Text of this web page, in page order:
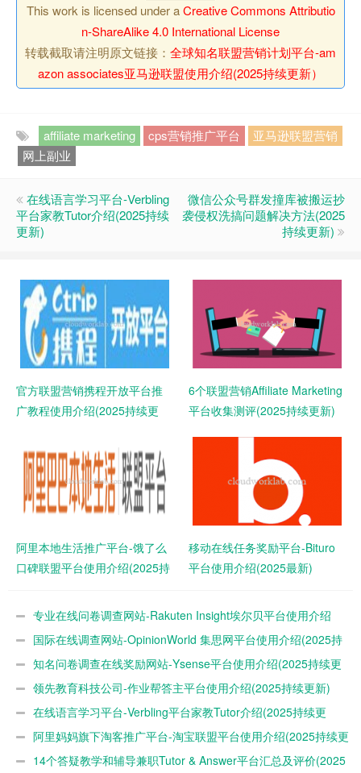
This work is licensed under aCreative Commons Attributio
n-ShareAlike 4.0 International License
转载截取请注明原文链接： 全球知名联盟营销计划平台-am
azon associates亚马逊联盟使用介绍(2025持续更新）
affiliate marketing cps营销推广平台
亚马逊联盟营销
网上副业
在线语言学习平台-Verbling
平台家教Tutor介绍(2025持续
更新)
微信公众号群发撞库被搬运抄
袭侵权洗搞问题解决方法(2025
持续更新)
官方联盟营销携程开放平台推
广教程使用介绍(2025持续更
6个联盟营销Affiliate Marketing
平台收集测评(2025持续更新)
阿里本地生活推广平台-饿了么
口碑联盟平台使用介绍(2025持
移动在线任务奖励平台-Bituro
平台使用介绍(2025最新)
专业在线问卷调查网站-Rakuten Insight埃尔贝平台使用介绍
(2025最新)
国际在线调查网站-OpinionWorld 集思网平台使用介绍(2025持
续更新)
知名问卷调查在线奖励网站-Ysense平台使用介绍(2025持续更
新) 领先教育科技公司-作业帮答主平台使用介绍(2025持续更新)
在线语言学习平台-Verbling平台家教Tutor介绍(2025持续更
新) 阿里妈妈旗下淘客推广平台-淘宝联盟平台使用介绍(2025持续更
新) 14个答疑教学和辅导兼职Tutor & Answer平台汇总及评价(2025